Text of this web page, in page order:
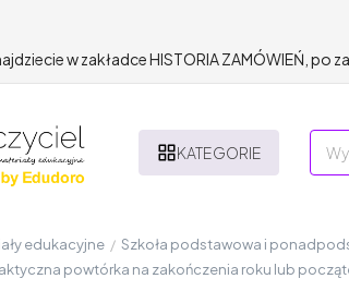
w zakładce HISTORIA ZAMÓWIEŃ, po
KATEGORIE
edukacyjne / Szkoła podstawowa i
powtórka na zakończenia roku lub